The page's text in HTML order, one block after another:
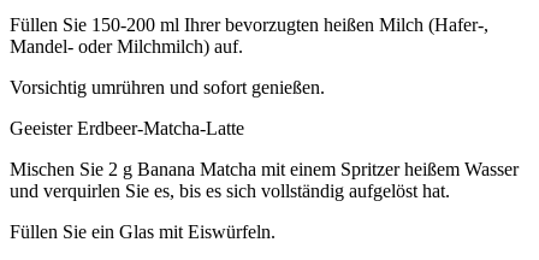
Füllen Sie 150-200 ml Ihrer bevorzugten heißen Milch (Hafer-,
Mandel- oder Milchmilch) auf.
Vorsichtig umrühren und sofort genießen.
Geeister Erdbeer-Matcha-Latte
Mischen Sie 2 g Banana Matcha mit einem Spritzer heißem Wasser
und verquirlen Sie es, bis es sich vollständig aufgelöst hat.
Füllen Sie ein Glas mit Eiswürfeln.